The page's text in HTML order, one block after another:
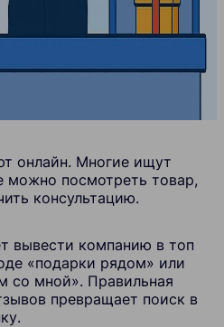
онлайн. Многие ищут
можно посмотреть товар,
консультацию.
вывести компанию в топ
«подарки рядом» или
со мной». Правильная
превращает поиск в